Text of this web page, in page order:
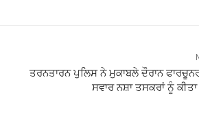
ਤਰਨਤਾਰਨ ਪੁਲਿਸ ਨੇ ਮੁਕਾਬਲੇ ਦੌਰਾਨ
ਸਵਾਰ ਨਸ਼ਾ ਤਸਕਰਾਂ ਨੂੰ